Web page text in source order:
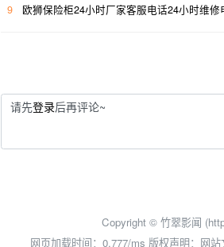
9
欧狮保险柜24小时厂家客服电话24小时维修
请先登录后再评论~
Copyright © 竹翠影闻
网页加载时间：0.777/ms 版权声明：网